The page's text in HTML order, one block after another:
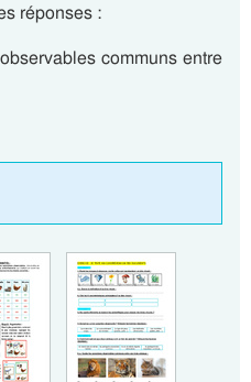
réponses :
communs entre